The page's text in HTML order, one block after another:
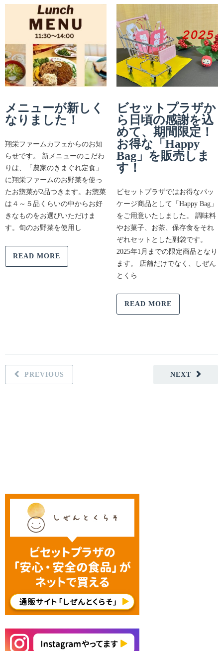
メニューが新しく
なりました！
翔栄ファームカフェからのお知
らせです。 新メニューのこだわ
りは、「農家のきまぐれ定食」
に翔栄ファームのお野菜を使っ
たお惣菜が2品つきます。お惣菜
は４～５品くらいの中からお好
きなものをお選びいただけま
す。旬のお野菜を使用し
READ MORE
ビセットプラザか
ら日頃の感謝を込
めて、期間限定！
お得な「Happy
Bag」を販売しま
す！
ビセットプラザではお得なパッ
ケージ商品として「Happy Bag」
をご用意いたしました。 調味料
やお菓子、お茶、保存食をそれ
ぞれセットとした副袋です。
2025年1月までの限定商品となり
ます。 店舗だけでなく、しぜん
とくら
READ MORE
NEXT
PREVIOUS